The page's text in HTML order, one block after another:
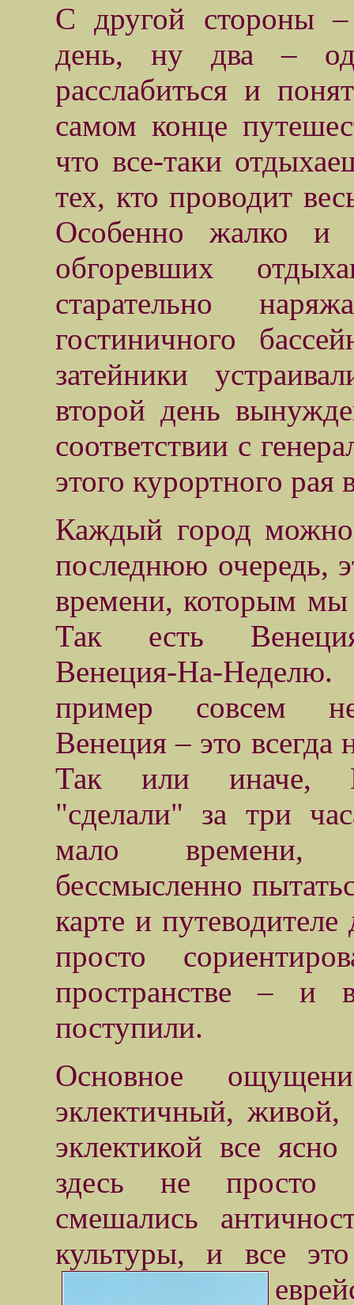
С другой стороны
день, ну два –
расслабиться и
самом конце
что все-таки
тех, кто проводит
Особенно жалко и
обгоревших
старательно
гостиничного
затейники
второй день
соответствии с
этого курортного рая
Каждый город
последнюю очередь,
времени, которым мы
Так есть
Венеция-На-
пример совсем
Венеция – это всегда
Так или иначе,
"сделали" за три
мало времени,
бессмысленно
карте и
просто
пространстве –
поступили.
Основное
эклектичный,
эклектикой все
здесь не просто
смешались
культуры, и все